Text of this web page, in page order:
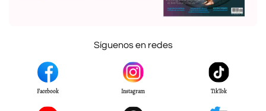
Síguenos en redes
Facebook Instagram TikTok